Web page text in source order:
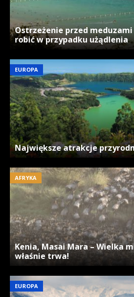
Ostrzeżenie przed
robić w przypadku użądlenia
EUROPA
Największe atrakcje
AFRYKA
Kenia, Masai Mara – Wielka
właśnie trwa!
EUROPA